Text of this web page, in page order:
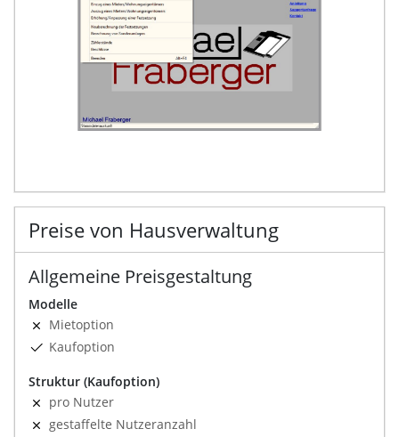
Preise von Hausverwaltung
Allgemeine Preisgestaltung
Modelle
Mietoption
Kaufoption
Struktur (Kaufoption)
pro Nutzer
gestaffelte Nutzeranzahl